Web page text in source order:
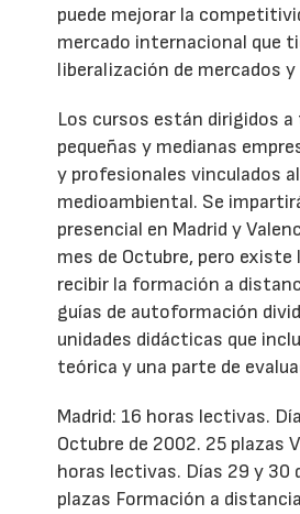
puede mejorar la
mercado internacional que
liberalización de mercados
Los cursos están dirigidos a
pequeñas y medianas
y profesionales vinculados
medioambiental. Se
presencial en Madrid y
mes de Octubre, pero existe
recibir la formación a
guías de autoformación
unidades didácticas que
teórica y una parte de
Madrid: 16 horas lectivas.
Octubre de 2002. 25 plazas
horas lectivas. Días 29 y 30
plazas Formación a